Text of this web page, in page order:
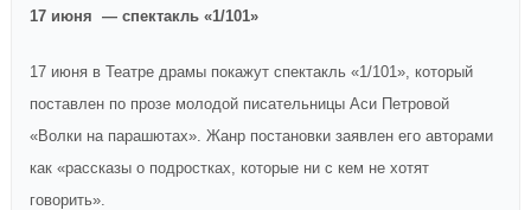
17 июня — спектакль «1/101»
17 июня в Театре драмы покажут спектакль «1/101», который
поставлен по прозе молодой писательницы Аси Петровой
«Волки на парашютах». Жанр постановки заявлен его авторами
как «рассказы о подростках, которые ни с кем не хотят
говорить».